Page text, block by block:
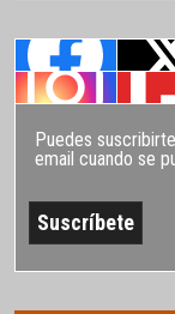
Puedes
email cuando se